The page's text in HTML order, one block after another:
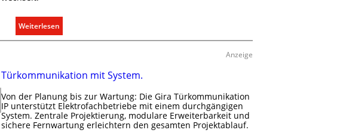
e
d
f
g
e
r
Weiterlesen:
E
C
i
p
f
Anzeige
Türkommunikation mit System.
Von der Planung bis zur Wartung: Die Gira Türkommunikation
IP unterstützt Elektrofachbetriebe mit einem durchgängigen
System. Zentrale Projektierung, modulare Erweiterbarkeit und
sichere Fernwartung erleichtern den gesamten Projektablauf.